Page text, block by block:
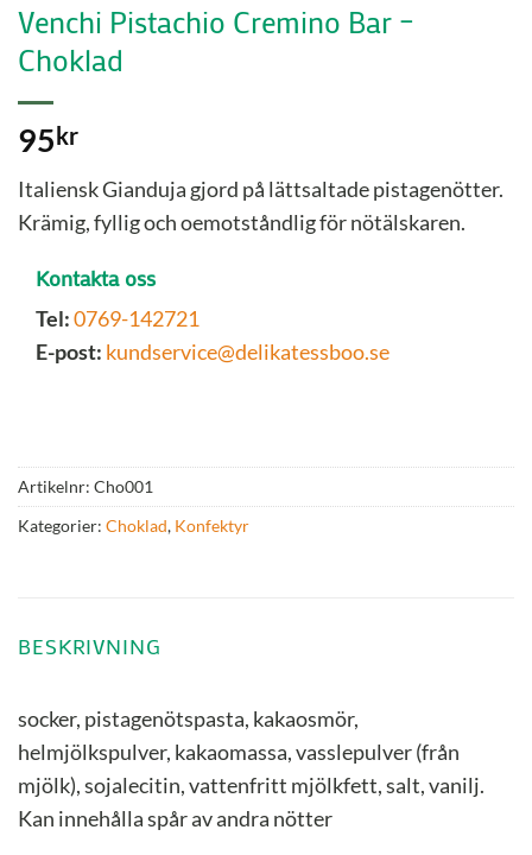
Venchi Pistachio Cremino Bar –
Choklad
95 kr
Italiensk Gianduja gjord på lättsaltade pistagenötter.
Krämig, fyllig och oemotståndlig för nötälskaren.
Kontakta oss
Tel:0769-142721
E-post: kundservice@delikatessboo.se
Artikelnr: Cho001
Kategorier: Choklad, Konfektyr
BESKRIVNING
socker, pistagenötspasta, kakaosmör,
helmjölkspulver, kakaomassa, vasslepulver (från
mjölk), sojalecitin, vattenfritt mjölkfett, salt, vanilj.
Kan innehålla spår av andra nötter